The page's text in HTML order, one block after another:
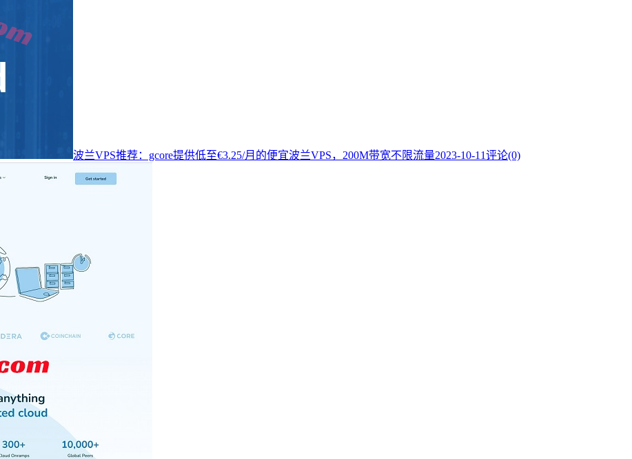
波兰VPS推荐：gcore提供低至€3.25/月的便宜波兰VPS，200M带宽不限流量2023-10-11评论(0)